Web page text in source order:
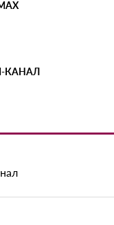
КАНАЛ